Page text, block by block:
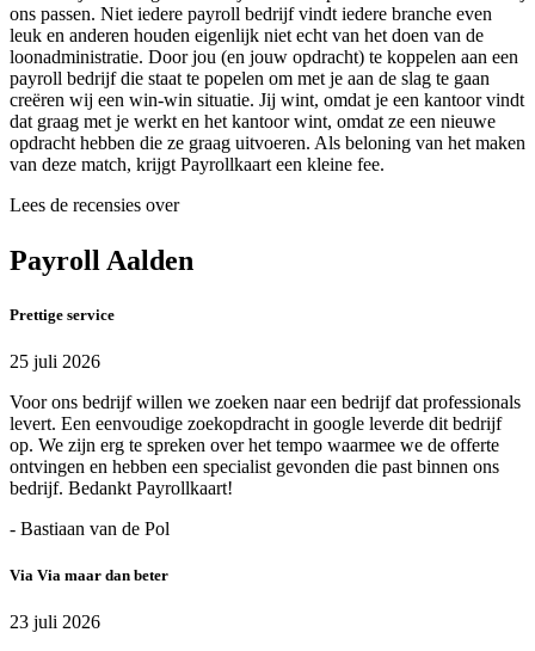
ons passen. Niet iedere payroll bedrijf vindt iedere branche even
leuk en anderen houden eigenlijk niet echt van het doen van de
loonadministratie. Door jou (en jouw opdracht) te koppelen aan een
payroll bedrijf die staat te popelen om met je aan de slag te gaan
creëren wij een win-win situatie. Jij wint, omdat je een kantoor vindt
dat graag met je werkt en het kantoor wint, omdat ze een nieuwe
opdracht hebben die ze graag uitvoeren. Als beloning van het maken
van deze match, krijgt Payrollkaart een kleine fee.
Lees de recensies over
Payroll Aalden
Prettige service
25 juli 2026
Voor ons bedrijf willen we zoeken naar een bedrijf dat professionals
levert. Een eenvoudige zoekopdracht in google leverde dit bedrijf
op. We zijn erg te spreken over het tempo waarmee we de offerte
ontvingen en hebben een specialist gevonden die past binnen ons
bedrijf. Bedankt Payrollkaart!
- Bastiaan van de Pol
Via Via maar dan beter
23 juli 2026